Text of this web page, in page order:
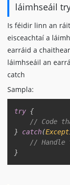
láimhseáil
Is féidir linn an
eisceachtaí a
earráid a
láimhseáil an
catch
Sampla:
try {
// Code
}
catch(
//
}